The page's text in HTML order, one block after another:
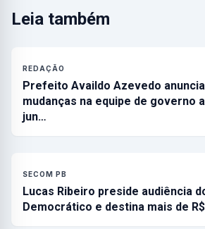
Leia também
REDAÇÃO
Prefeito Availdo Azevedo
mudanças na equipe de governo
jun…
SECOM PB
Lucas Ribeiro preside audiência
Democrático e destina mais de